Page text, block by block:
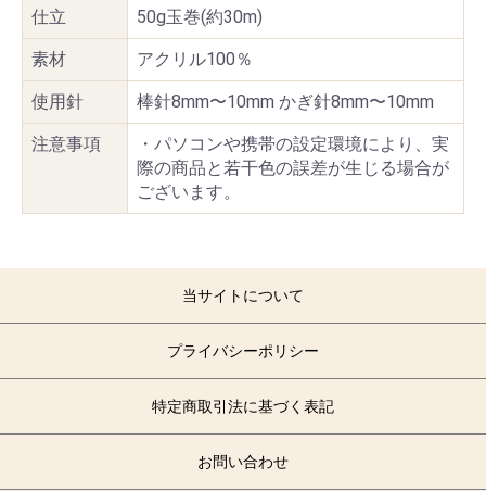
仕立 50g玉巻(約30m)
素材 アクリル100％
使用針 棒針8mm〜10mm かぎ針8mm〜10mm
注意事項
・パソコンや携帯の設定環境により、実
際の商品と若干色の誤差が生じる場合が
ございます。
当サイトについて
プライバシーポリシー
特定商取引法に基づく表記
お問い合わせ